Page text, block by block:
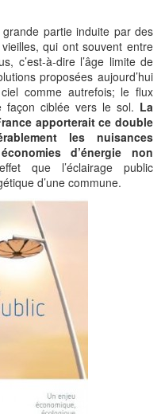
partie induite par des
qui ont souvent entre
c’est-à-dire l’âge limite de
proposées aujourd’hui
comme autrefois; le flux
façon ciblée vers le sol. La
apporterait ce double
les nuisances
d’énergie non
que l’éclairage public
d’une commune.